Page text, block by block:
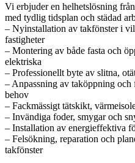
Vi erbjuder en helhetslösning
med tydlig tidsplan och städad
– Nyinstallation av takfönster i
fastigheter
– Montering av både fasta och
elektriska
– Professionellt byte av slitna,
– Anpassning av taköppning
behov
– Fackmässigt tätskikt,
– Invändiga foder, smygar och
– Installation av energieffektiva
– Felsökning, reparation och
takfönster